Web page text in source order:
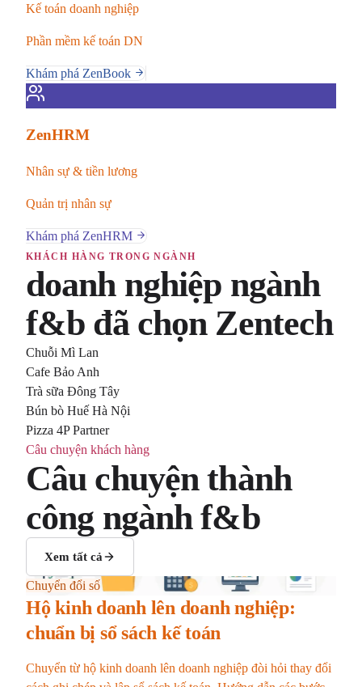
Kế toán doanh nghiệp
Phần mềm kế toán DN
Khám phá ZenBook
ZenHRM
Nhân sự & tiền lương
Quản trị nhân sự
Khám phá ZenHRM
KHÁCH HÀNG TRONG NGÀNH
doanh nghiệp ngành
f&b đã chọn Zentech
Chuỗi Mì Lan
Cafe Bảo Anh
Trà sữa Đông Tây
Bún bò Huế Hà Nội
Pizza 4P Partner
Câu chuyện khách hàng
Câu chuyện thành
công ngành f&b
Xem tất cả
Chuyển đổi số
Hộ kinh doanh lên doanh nghiệp:
chuẩn bị sổ sách kế toán
Chuyển từ hộ kinh doanh lên doanh nghiệp đòi hỏi thay đổi